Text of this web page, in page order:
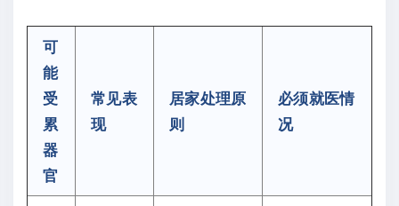
可
能
受
累
器
官
常见表
现
居家处理原
则
必须就医情
况